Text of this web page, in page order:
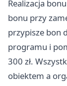
Realizacja
bonu przy
przypisze bon
programu i
300 zł.
obiektem a